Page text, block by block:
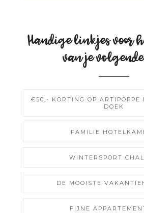
Handige linkjes voor
van je
€50,- KORTING OP ARTIPOPPE
DOEK
FAMILIE
WINTERSPORT
DE MOOISTE
FIJNE